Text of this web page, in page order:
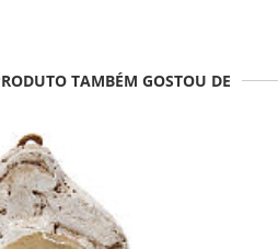
TAMBÉM GOSTOU DE